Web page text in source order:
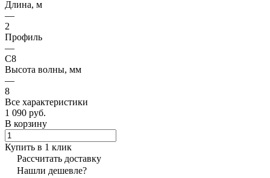
Длина, м
—
2
Профиль
—
С8
Высота волны, мм
—
8
Все характеристики
1 090 руб.
В корзину
Купить в 1 клик
Рассчитать доставку
Нашли дешевле?